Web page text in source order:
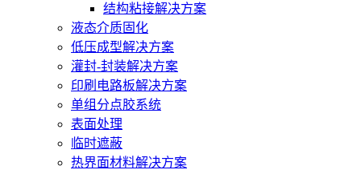
结构粘接解决方案
液态介质固化
低压成型解决方案
灌封-封装解决方案
印刷电路板解决方案
单组分点胶系统
表面处理
临时遮蔽
热界面材料解决方案